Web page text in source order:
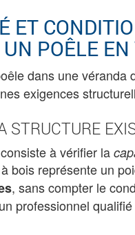
ET
POÊLE
dans une véranda
exigences
STRUCTURE
à vérifier la
bois représente un
, sans compter le
professionnel